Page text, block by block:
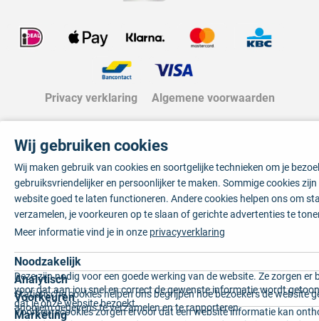
Privacy verklaring Algemene voorwaarden
Wij gebruiken cookies
Wij maken gebruik van cookies en soortgelijke technieken om je
gebruiksvriendelijker en persoonlijker te maken. Sommige cookies
website goed te laten functioneren. Andere cookies helpen ons om
verzamelen, je voorkeuren op te slaan of gerichte advertenties te
Meer informatie vind je in onze privacyverklaring
Noodzakelijk
Deze zijn nodig voor een goede werking van de website. Ze zorgen er
voor dat aan jou snel en correct de gewenste informatie wordt
dat je onze website bezoekt.
Analytisch
Statistische cookies helpen ons begrijpen hoe bezoekers de website
anoniem gegevens te verzamelen en te rapporteren.
Voorkeuren
Voorkeurscookies zorgen ervoor dat een website informatie kan
Marketing